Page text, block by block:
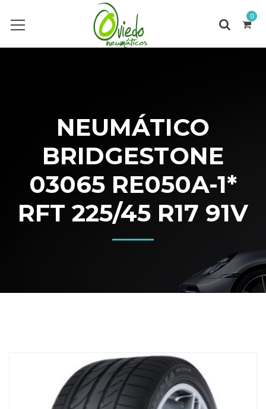
0
NEUMÁTICO
BRIDGESTONE
03065 RE050A-1*
RFT 225/45 R17 91V